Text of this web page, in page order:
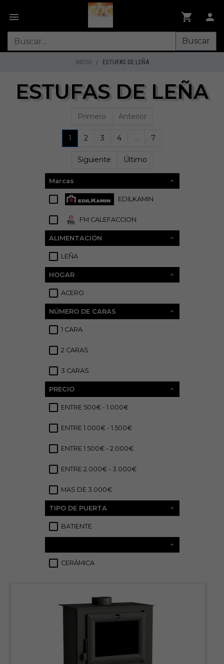
Buscar
INICIO ESTUFAS DE LEÑA
ESTUFAS DE LEÑA
Primero Anterior
1 2 3 4 ... 7
Siguiente Último
Marcas
EDILKAMIN
FM CALEFACCION
ALIMENTACIÓN
LEÑA
HOGAR
ACERO
NÚMERO DE CARAS
1 CARA
2 CARAS
3 CARAS
PRECIO
ENTRE 500€ - 1.000€
ENTRE 1.000€ - 1.500€
ENTRE 1.500€ - 2.000€
ENTRE 2.000€ - 3.000€
MAS DE 3.000€
TIPO DE PUERTA
BATIENTE
CERÁMICA